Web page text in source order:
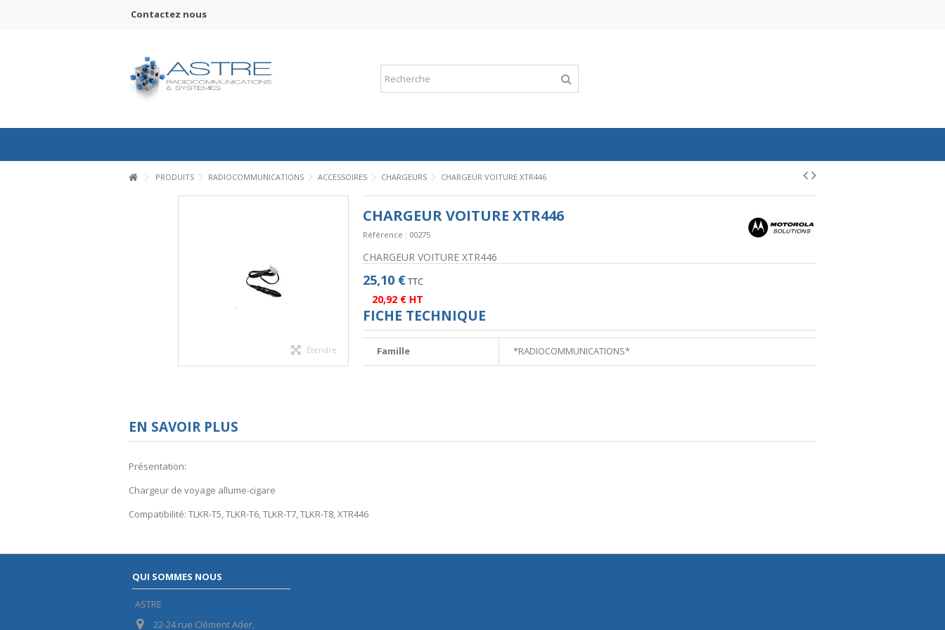
Contactez nous
PRODUITS RADIOCOMMUNICATIONS ACCESSOIRES CHARGEURS CHARGEUR VOITURE XTR446
Étendre
CHARGEUR VOITURE XTR446
Référence : 00275
CHARGEUR VOITURE XTR446
25,10 €TTC
20,92 € HT
FICHE TECHNIQUE
Famille *RADIOCOMMUNICATIONS*
EN SAVOIR PLUS
Présentation:
Chargeur de voyage allume-cigare
Compatibilité: TLKR-T5, TLKR-T6, TLKR-T7, TLKR-T8, XTR446
QUI SOMMES NOUS
ASTRE
22-24 rue Clément Ader,